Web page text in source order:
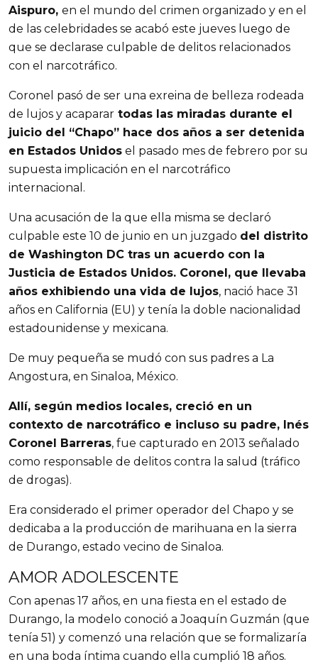
Aispuro, en el mundo del crimen organizado y en el
de las celebridades se acabó este jueves luego de
que se declarase culpable de delitos relacionados
con el narcotráfico.
Coronel pasó de ser una exreina de belleza rodeada
de lujos y acaparar todas las miradas durante el
juicio del “Chapo” hace dos años a ser detenida
en Estados Unidos el pasado mes de febrero por su
supuesta implicación en el narcotráfico
internacional.
Una acusación de la que ella misma se declaró
culpable este 10 de junio en un juzgado del distrito
de Washington DC tras un acuerdo con la
Justicia de Estados Unidos. Coronel, que llevaba
años exhibiendo una vida de lujos, nació hace 31
años en California (EU) y tenía la doble nacionalidad
estadounidense y mexicana.
De muy pequeña se mudó con sus padres a La
Angostura, en Sinaloa, México.
Allí, según medios locales, creció en un
contexto de narcotráfico e incluso su padre, Inés
Coronel Barreras, fue capturado en 2013 señalado
como responsable de delitos contra la salud (tráfico
de drogas).
Era considerado el primer operador del Chapo y se
dedicaba a la producción de marihuana en la sierra
de Durango, estado vecino de Sinaloa.
AMOR ADOLESCENTE
Con apenas 17 años, en una fiesta en el estado de
Durango, la modelo conoció a Joaquín Guzmán (que
tenía 51) y comenzó una relación que se formalizaría
en una boda íntima cuando ella cumplió 18 años.